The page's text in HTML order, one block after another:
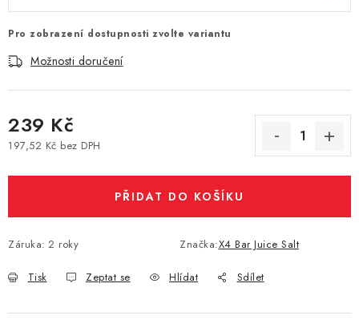
Kontakty
Prodejny Volná místa
Pro zobrazení dostupnosti zvolte variantu
Možnosti doručení
239 Kč
197,52 Kč bez DPH
PŘIDAT DO KOŠÍKU
Záruka: 2 roky Značka:X4 Bar Juice Salt
Tisk Zeptat se Hlídat Sdílet